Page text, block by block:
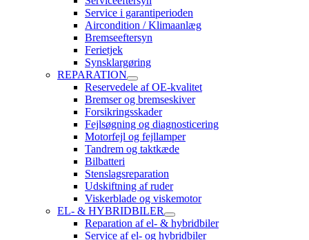
Service i garantiperioden
Aircondition / Klimaanlæg
Bremseeftersyn
Ferietjek
Synsklargøring
REPARATION
Reservedele af OE-kvalitet
Bremser og bremseskiver
Forsikringsskader
Fejlsøgning og diagnosticering
Motorfejl og fejllamper
Tandrem og taktkæde
Bilbatteri
Stenslagsreparation
Udskiftning af ruder
Viskerblade og viskemotor
EL- & HYBRIDBILER
Reparation af el- & hybridbiler
Service af el- og hybridbiler